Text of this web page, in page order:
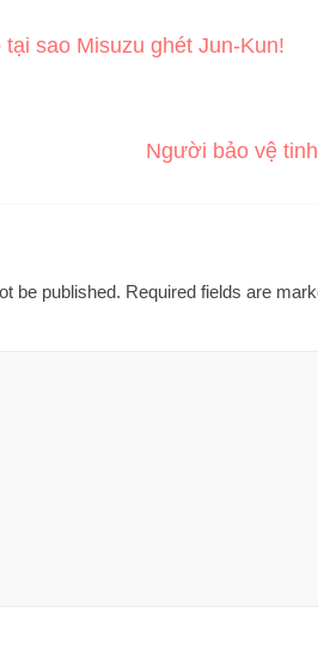
sao Misuzu ghét Jun-Kun!
Người bảo vệ
be published. Required fields are